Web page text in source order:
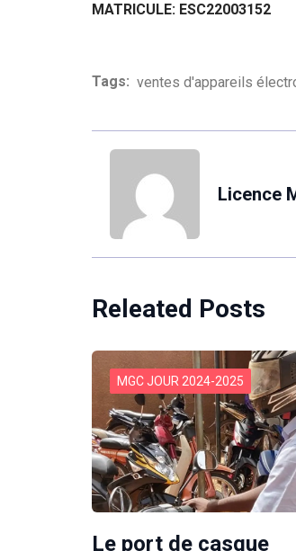
MATRICULE: ESC22003152
Tags: ventes d'appareils
Licence
Releated Posts
MGC JOUR 2024-2025
Le port de casque